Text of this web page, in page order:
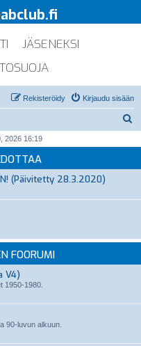
JÄSENEKSI
Kirjaudu sisään
Rekisteröidy
i
2026 16:19
(Päivitetty 28.3.2020)
FOORUMI
V4)
1950-1980.
90-luvun alkuun.